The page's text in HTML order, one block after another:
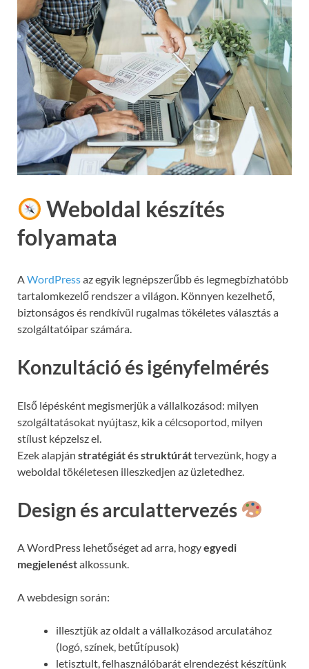
Weboldal készítés
folyamata
AWordPressaz egyik legnépszerűbb és legmegbízhatóbb
tartalomkezelő rendszer a világon. Könnyen kezelhető,
biztonságos és rendkívül rugalmas tökéletes választás a
szolgáltatóipar számára.
Konzultáció és igényfelmérés
Első lépésként megismerjük a vállalkozásod: milyen
szolgáltatásokat nyújtasz, kik a célcsoportod, milyen
stílust képzelsz el.
Ezek alapján stratégiát és struktúráttervezünk, hogy a
weboldal tökéletesen illeszkedjen az üzletedhez.
Design és arculattervezés
A WordPress lehetőséget ad arra, hogyegyedi
megjelenéstalkossunk.
A webdesign során:
illesztjük az oldalt a vállalkozásod arculatához
(logó, színek, betűtípusok)
letisztult, felhasználóbarát elrendezést készítünk